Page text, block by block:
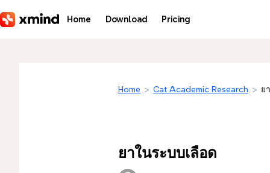
Home Download Pricing
Home > Cat Academic Research > ย
ยาในระบบเลือด